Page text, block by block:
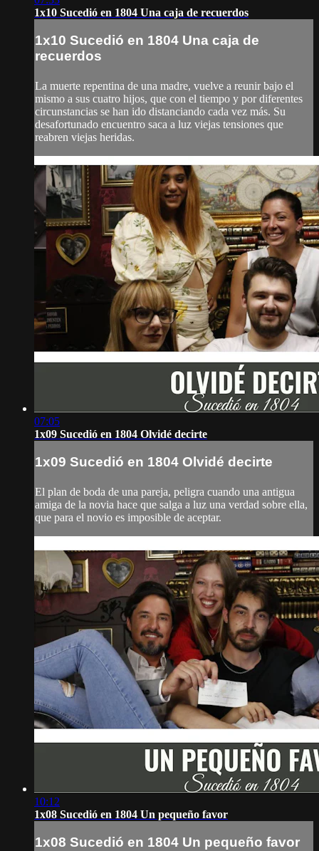
1x10 Sucedió en 1804 Una caja de recuerdos
1x10 Sucedió en 1804 Una caja de
recuerdos
La muerte repentina de una madre, vuelve a reunir bajo el
mismo a sus cuatro hijos, que con el tiempo y por diferentes
circunstancias se han ido distanciando cada vez más. Su
desafortunado encuentro saca a luz viejas tensiones que
reabren viejas heridas.
07:05
1x09 Sucedió en 1804 Olvidé decirte
1x09 Sucedió en 1804 Olvidé decirte
El plan de boda de una pareja, peligra cuando una antigua
amiga de la novia hace que salga a luz una verdad sobre ella,
que para el novio es imposible de aceptar.
10:12
1x08 Sucedió en 1804 Un pequeño favor
1x08 Sucedió en 1804 Un pequeño favor